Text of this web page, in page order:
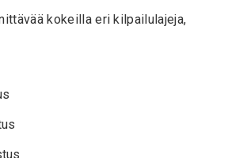
kokeilla eri kilpailulajeja,